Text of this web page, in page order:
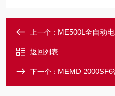
上一个： ME500L全自动
返回列表
下一个： MEMD-